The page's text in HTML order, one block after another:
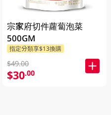
宗家府切件蘿蔔泡菜
500GM
指定分類享$13換購
$49.00
$30.00